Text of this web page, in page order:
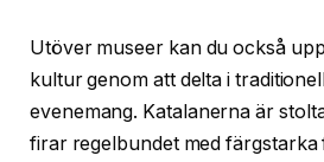
Utöver museer kan du också
kultur genom att delta i
evenemang. Katalanerna är
firar regelbundet med färgstarka